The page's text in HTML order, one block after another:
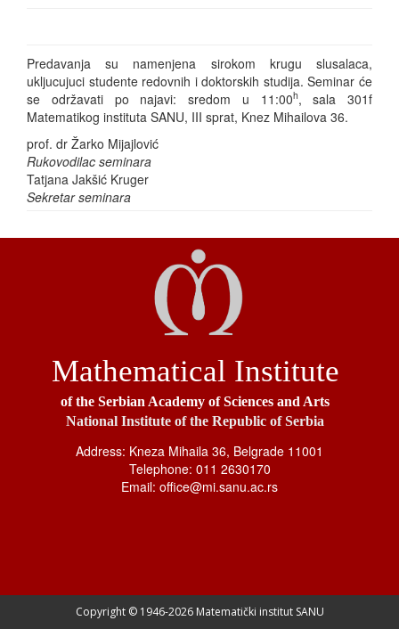
Predavanja su namenjena sirokom krugu slusalaca,
ukljucujuci studente redovnih i doktorskih studija. Seminar će
se održavati po najavi: sredom u 11:00h, sala 301f
Matematikog instituta SANU, III sprat, Knez Mihailova 36.
prof. dr Žarko Mijajlović
Rukovodilac seminara
Tatjana Jakšić Kruger
Sekretar seminara
Mathematical Institute
of the Serbian Academy of Sciences and Arts
National Institute of the Republic of Serbia
Address: Kneza Mihaila 36, Belgrade 11001
Telephone: 011 2630170
Email: office@mi.sanu.ac.rs
Copyright © 1946-2026 Matematički institut SANU